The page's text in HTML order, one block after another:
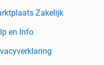
Zakelijk
en Info